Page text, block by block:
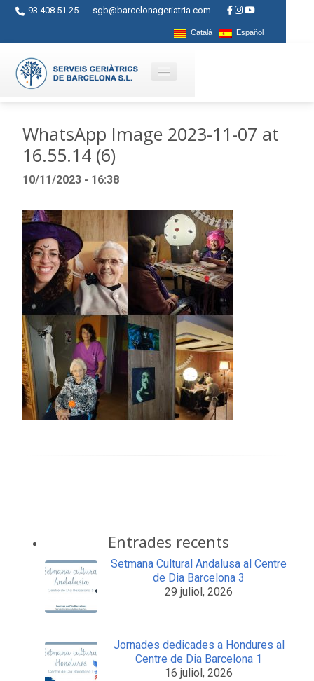
93 408 51 25 sgb@barcelonageriatria.com
Català Español
Serveis
Activitats
Centres
Ajuts
Contacte
Blog
WhatsApp Image 2023-11-07 at
16.55.14 (6)
10/11/2023 - 16:38
Entrades recents
Setmana Cultural Andalusa al Centre
de Dia Barcelona 3
29 juliol, 2026
Jornades dedicades a Hondures al
Centre de Dia Barcelona 1
16 juliol, 2026